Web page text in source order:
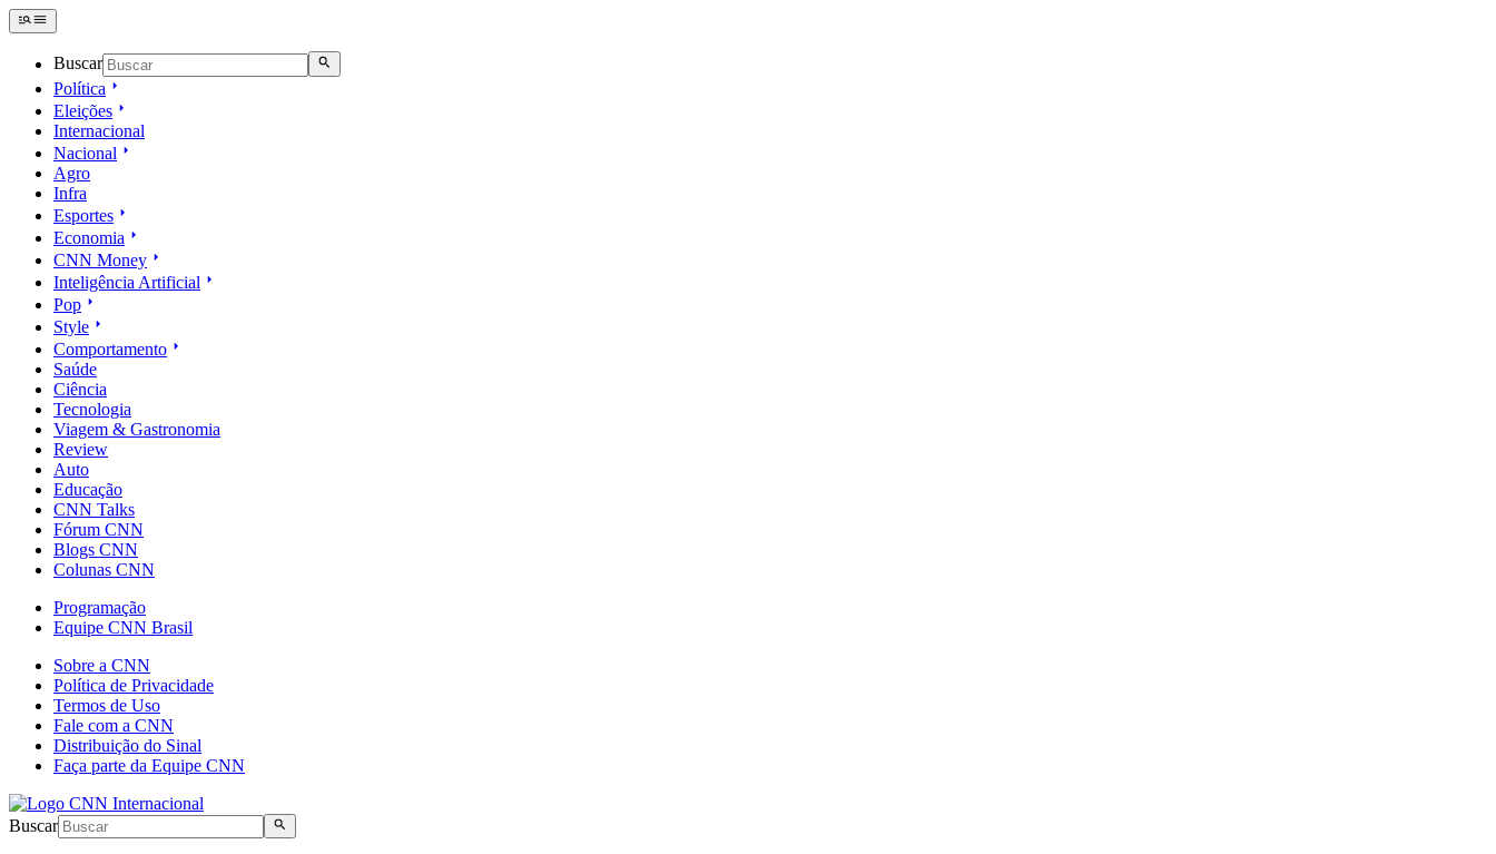
Buscar
Política
Eleições
Internacional
Nacional
Agro
Infra
Esportes
Economia
CNN Money
Inteligência Artificial
Pop
Style
Comportamento
Saúde
Ciência
Tecnologia
Viagem & Gastronomia
Review
Auto
Educação
CNN Talks
Fórum CNN
Blogs CNN
Colunas CNN
Programação
Equipe CNN Brasil
Sobre a CNN
Política de Privacidade
Termos de Uso
Fale com a CNN
Distribuição do Sinal
Faça parte da Equipe CNN
Buscar